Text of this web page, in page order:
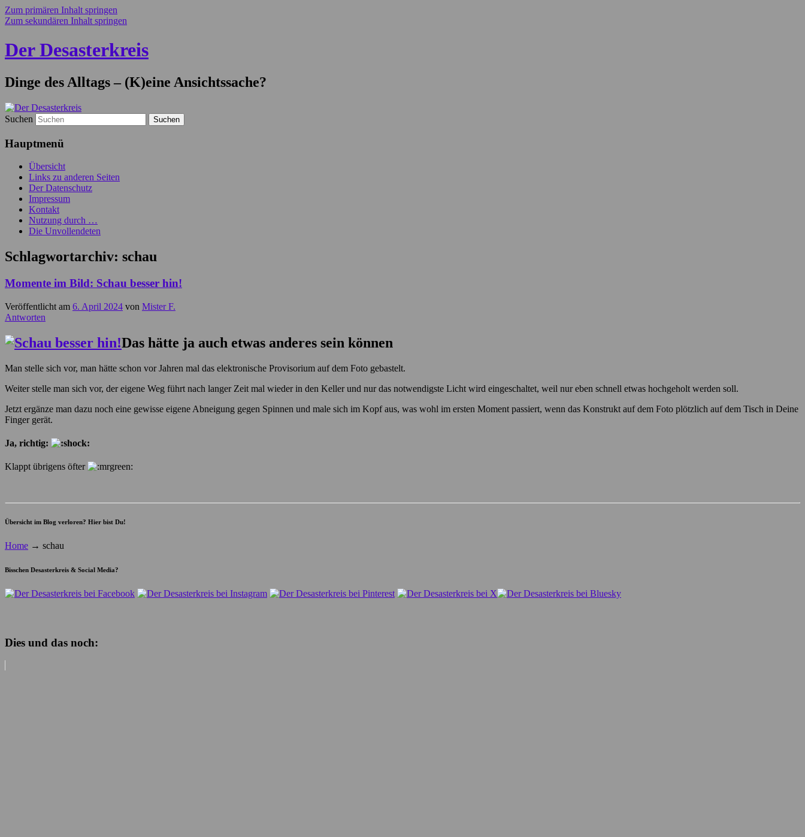
Zum primären Inhalt springen
Zum sekundären Inhalt springen
Der Desasterkreis
Dinge des Alltags – (K)eine Ansichtssache?
Suchen
Hauptmenü
Übersicht
Links zu anderen Seiten
Der Datenschutz
Impressum
Kontakt
Nutzung durch …
Die Unvollendeten
Schlagwortarchiv: schau
Momente im Bild: Schau besser hin!
Veröffentlicht am 6. April 2024 von Mister F.
Antworten
Das hätte ja auch etwas anderes sein können
Man stelle sich vor, man hätte schon vor Jahren mal das elektronische Provisorium auf dem Foto gebastelt.
Weiter stelle man sich vor, der eigene Weg führt nach langer Zeit mal wieder in den Keller und nur das notwendigste Licht wird eingeschaltet, weil nur eben schnell etwas hochgeholt werden soll.
Jetzt ergänze man dazu noch eine gewisse eigene Abneigung gegen Spinnen und male sich im Kopf aus, was wohl im ersten Moment passiert, wenn das Konstrukt auf dem Foto plötzlich auf dem Tisch in Deine
Finger gerät.
Ja, richtig:
Klappt übrigens öfter
Übersicht im Blog verloren? Hier bist Du!
Home → schau
Bisschen Desasterkreis & Social Media?
Dies und das noch: